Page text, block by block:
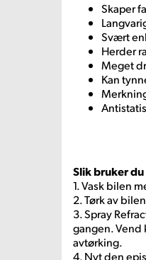
Skaper
Svært
Herder
Meget
Kan
Slik bruker
1. Vask bilen
2. Tørk av
3. Spray
gangen. Vend
avtørking.
4. Nyt den